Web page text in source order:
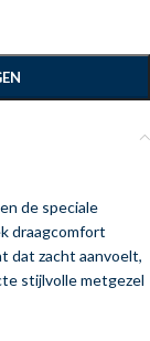
de speciale
draagcomfort
dat zacht aanvoelt,
stijlvolle metgezel